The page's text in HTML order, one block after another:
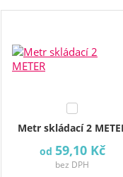
Metr skládací 2
od 59,10 Kč
bez DPH